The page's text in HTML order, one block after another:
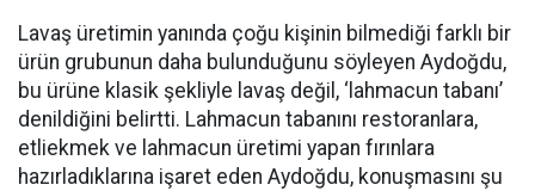
Lavaş üretimin yanında çoğu kişinin bilmediği farklı bir
ürün grubunun daha bulunduğunu söyleyen Aydoğdu,
bu ürüne klasik şekliyle lavaş değil, ‘lahmacun tabanı’
denildiğini belirtti. Lahmacun tabanını restoranlara,
etliekmek ve lahmacun üretimi yapan fırınlara
hazırladıklarına işaret eden Aydoğdu, konuşmasını şu